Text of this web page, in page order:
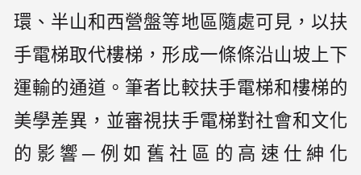
環、半山和西營盤等地區隨處可見，以扶
手電梯取代樓梯，形成一條條沿山坡上下
運輸的通道。筆者比較扶手電梯和樓梯的
美學差異，並審視扶手電梯對社會和文化
的影響─例如舊社區的高速仕紳化